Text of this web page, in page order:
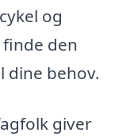
og
den
dine behov.
giver